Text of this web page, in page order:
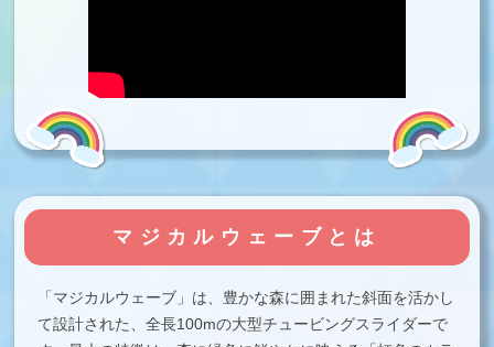
マジカルウェーブとは
「マジカルウェーブ」は、豊かな森に囲まれた斜面を活かし
て設計された、全長100mの大型チュービングスライダーで